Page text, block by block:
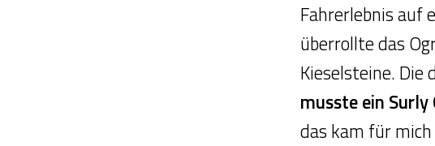
Fahrerlebnis auf
überrollte das
Kieselsteine.
musste ein Surly
das kam für